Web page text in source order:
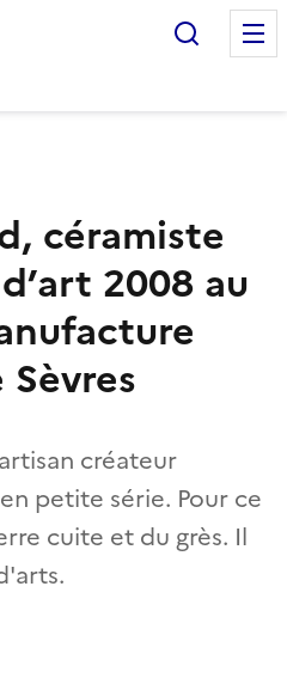
céramiste
2008 au
créateur
petite série. Pour ce
cuite et du grès. Il